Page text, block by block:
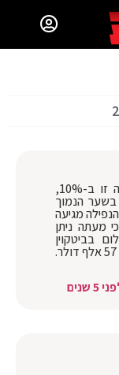
רכבת הרים: הביטקוין צונח בשעה זו ב-10%,
דולר, בשער הנמוך
דולר. הנפילה מגיעה
מעתה ניתן
בביטקוין
5 שנים